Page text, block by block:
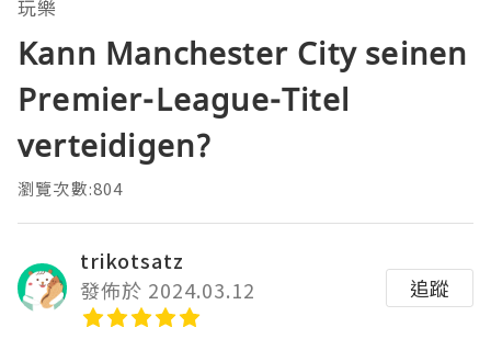
玩樂
Kann Manchester City seinen
Premier-League-Titel
verteidigen?
瀏覽次數:804
trikotsatz
發佈於 2024.03.12
追蹤